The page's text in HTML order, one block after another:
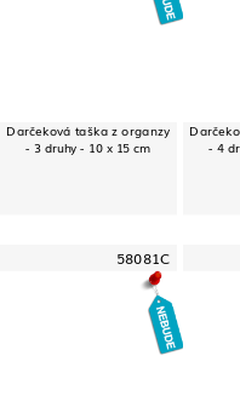
Darčeková taška z organzy
- 3 druhy - 10 x 15 cm - 4
58081C